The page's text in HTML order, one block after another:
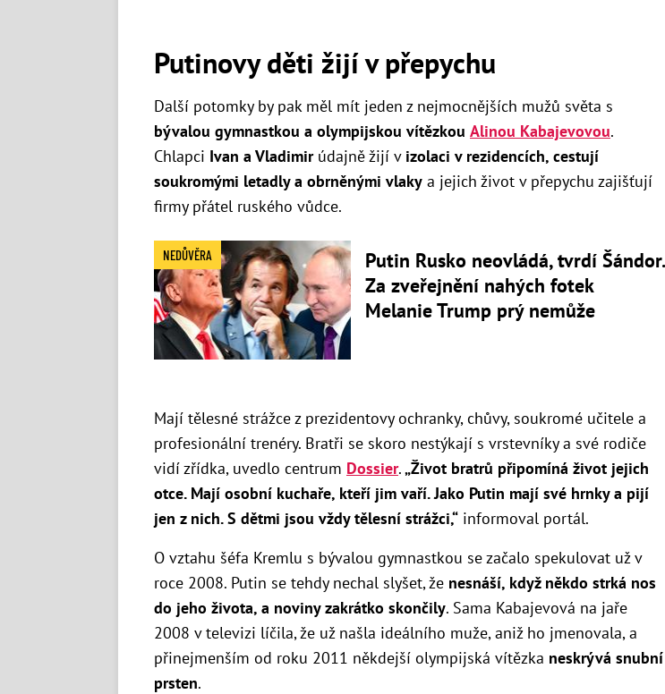
Putinovy děti žijí v přepychu
Další potomky by pak měl mít jeden z nejmocnějších mužů světa s
bývalou gymnastkou a olympijskou vítězkou Alinou Kabajevovou.
Chlapci Ivan a Vladimirúdajně žijí v izolaci v rezidencích, cestují
soukromými letadly a obrněnými vlaky a jejich život v přepychu zajišťují
firmy přátel ruského vůdce.
NEDŮVĚRA
Putin Rusko neovládá, tvrdí Šándor.
Za zveřejnění nahých fotek
Melanie Trump prý nemůže
Mají tělesné strážce z prezidentovy ochranky, chůvy, soukromé učitele a
profesionální trenéry. Bratři se skoro nestýkají s vrstevníky a své rodiče
vidí zřídka, uvedlo centrum Dossier.„Život bratrů připomíná život jejich
otce. Mají osobní kuchaře, kteří jim vaří. Jako Putin mají své hrnky a pijí
jen z nich. S dětmi jsou vždy tělesní strážci,“ informoval portál.
O vztahu šéfa Kremlu s bývalou gymnastkou se začalo spekulovat už v
roce 2008. Putin se tehdy nechal slyšet, že nesnáší, když někdo strká nos
do jeho života, a noviny zakrátko skončily. Sama Kabajevová na jaře
2008 v televizi líčila, že už našla ideálního muže, aniž ho jmenovala, a
přinejmenším od roku 2011 někdejší olympijská vítězka neskrývá snubní
prsten.